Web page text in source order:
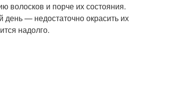
волосков и порче их состояния.
— недостаточно окрасить их
надолго.